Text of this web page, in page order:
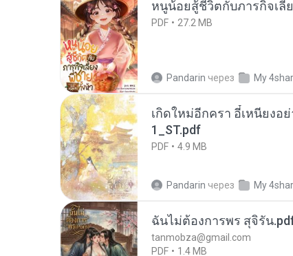
หนูน้อยสู้ชีวิตกับภารกิจเลี้
PDF 27.2 MB
Pandarin через My
เกิดใหม่อีกครา อี๋เหนียงอ
1_ST.pdf
PDF 4.9 MB
Pandarin через My
ฉันไม่ต้องการพร สุจิรัน
tanmobza@gmail.com
PDF
1.4 MB